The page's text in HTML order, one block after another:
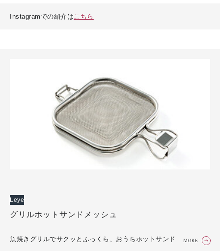
Instagramでの紹介は こちら
Leye
グリルホットサンドメッシュ
魚焼きグリルでサクッとふっくら、おうちホットサンド MORE